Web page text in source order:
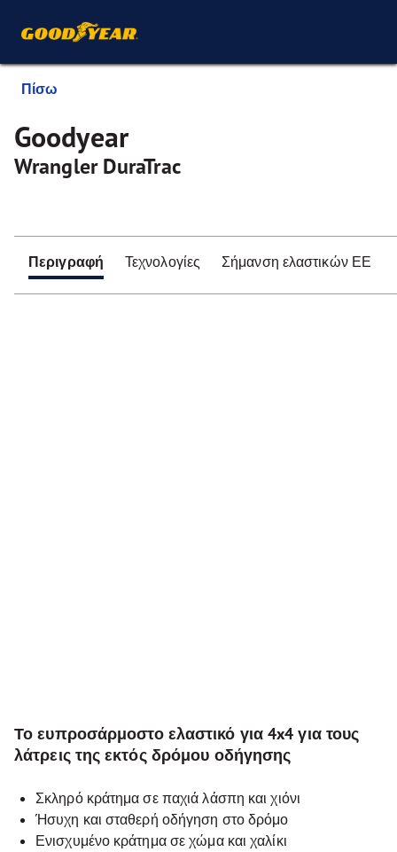
Πίσω
Goodyear
Wrangler DuraTrac
Περιγραφή Τεχνολογίες Σήμανση ελαστικών ΕΕ
Το ευπροσάρμοστο ελαστικό για 4x4 για τους
λάτρεις της εκτός δρόμου οδήγησης
Σκληρό κράτημα σε παχιά λάσπη και χιόνι
Ήσυχη και σταθερή οδήγηση στο δρόμο
Ενισχυμένο κράτημα σε χώμα και χαλίκι